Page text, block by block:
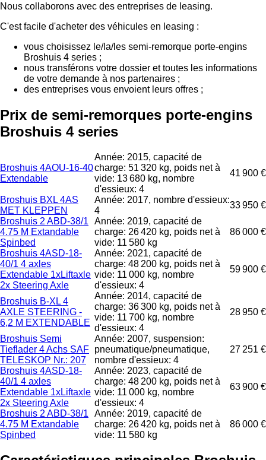
Nous collaborons avec des entreprises de leasing.
C'est facile d'acheter des véhicules en leasing :
vous choisissez le/la/les semi-remorque porte-engins
Broshuis 4 series ;
nous transférons votre dossier et toutes les informations
de votre demande à nos partenaires ;
des entreprises vous envoient leurs offres ;
Prix de semi-remorques porte-engins
Broshuis 4 series
Broshuis 4AOU-16-40
Extendable
Année: 2015, capacité de
charge: 51 320 kg, poids net à
vide: 13 680 kg, nombre
d'essieux: 4
41 900 €
Broshuis BXL 4AS
MET KLEPPEN
Année: 2017, nombre d'essieux:
4
33 950 €
Broshuis 2 ABD-38/1
4.75 M Extandable
Spinbed
Année: 2019, capacité de
charge: 26 420 kg, poids net à
vide: 11 580 kg
86 000 €
Broshuis 4ASD-18-
40/1 4 axles
Extendable 1xLiftaxle
2x Steering Axle
Année: 2021, capacité de
charge: 48 200 kg, poids net à
vide: 11 000 kg, nombre
d'essieux: 4
59 900 €
Broshuis B-XL 4
AXLE STEERING -
6,2 M EXTENDABLE
Année: 2014, capacité de
charge: 36 300 kg, poids net à
vide: 11 700 kg, nombre
d'essieux: 4
28 950 €
Broshuis Semi
Tieflader 4 Achs SAF
TELESKOP Nr.: 207
Année: 2007, suspension:
pneumatique/pneumatique,
nombre d'essieux: 4
27 251 €
Broshuis 4ASD-18-
40/1 4 axles
Extendable 1xLiftaxle
2x Steering Axle
Année: 2023, capacité de
charge: 48 200 kg, poids net à
vide: 11 000 kg, nombre
d'essieux: 4
63 900 €
Broshuis 2 ABD-38/1
4.75 M Extandable
Spinbed
Année: 2019, capacité de
charge: 26 420 kg, poids net à
vide: 11 580 kg
86 000 €